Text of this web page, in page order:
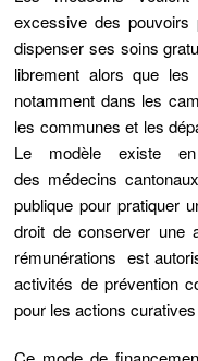
excessive des pouvoirs
dispenser ses soins
librement alors que
notamment dans les
les communes et les
Le modèle existe
des médecins cantonaux
publique pour pratiquer
droit de conserver une
rémunérations est
activités de prévention
pour les actions